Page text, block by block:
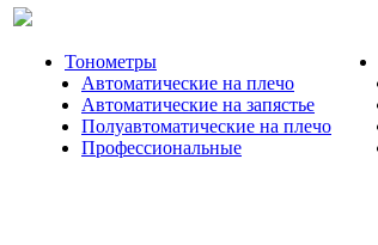
Тонометры
Автоматические на плечо
Автоматические на запястье
Полуавтоматические на плечо
Профессиональные